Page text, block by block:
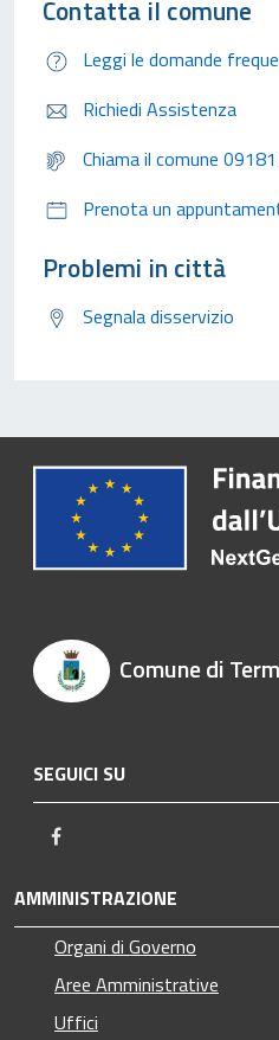
Contatta il comune
Leggi le domande
Richiedi Assistenza
Chiama il comune
Prenota un
Problemi in città
Segnala disservizio
Comune di
SEGUICI SU
AMMINISTRAZIONE
Organi di Governo
Aree Amministrative
Uffici